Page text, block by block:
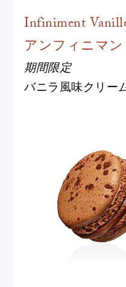
Infiniment
アンフィニマ
期間限定
バニラ風味クリー